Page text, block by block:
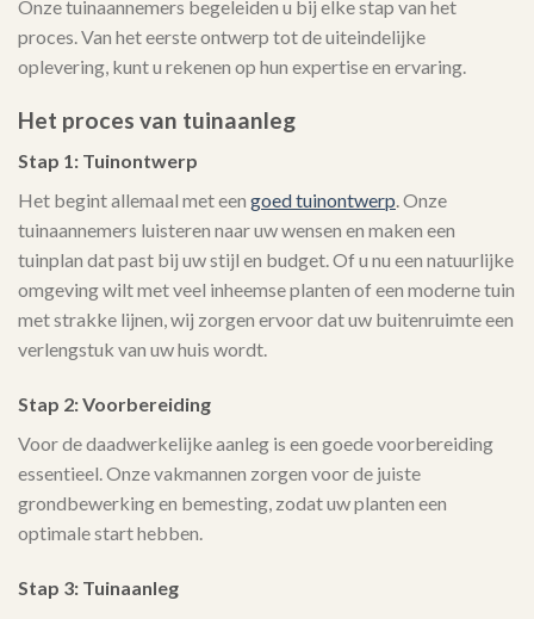
Onze tuinaannemers begeleiden u bij elke stap van het
proces. Van het eerste ontwerp tot de uiteindelijke
oplevering, kunt u rekenen op hun expertise en ervaring.
Het proces van tuinaanleg
Stap 1: Tuinontwerp
Het begint allemaal met een goed tuinontwerp. Onze
tuinaannemers luisteren naar uw wensen en maken een
tuinplan dat past bij uw stijl en budget. Of u nu een natuurlijke
omgeving wilt met veel inheemse planten of een moderne tuin
met strakke lijnen, wij zorgen ervoor dat uw buitenruimte een
verlengstuk van uw huis wordt.
Stap 2: Voorbereiding
Voor de daadwerkelijke aanleg is een goede voorbereiding
essentieel. Onze vakmannen zorgen voor de juiste
grondbewerking en bemesting, zodat uw planten een
optimale start hebben.
Stap 3: Tuinaanleg